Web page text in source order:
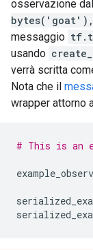
osservazione
messaggio
usando
verrà scritta
Nota che il
wrapper attorno
# This is an